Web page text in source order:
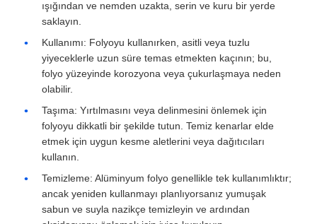
ışığından ve nemden uzakta, serin ve kuru bir yerde
saklayın.
Kullanımı: Folyoyu kullanırken, asitli veya tuzlu
yiyeceklerle uzun süre temas etmekten kaçının; bu,
folyo yüzeyinde korozyona veya çukurlaşmaya neden
olabilir.
Taşıma: Yırtılmasını veya delinmesini önlemek için
folyoyu dikkatli bir şekilde tutun. Temiz kenarlar elde
etmek için uygun kesme aletlerini veya dağıtıcıları
kullanın.
Temizleme: Alüminyum folyo genellikle tek kullanımlıktır;
ancak yeniden kullanmayı planlıyorsanız yumuşak
sabun ve suyla nazikçe temizleyin ve ardından